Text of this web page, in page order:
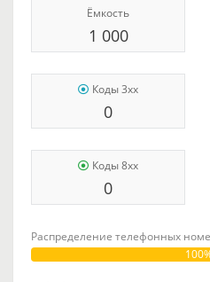
Ёмкость
1 000
Коды 3xx
0
Коды 8xx
0
Распределение телефонных